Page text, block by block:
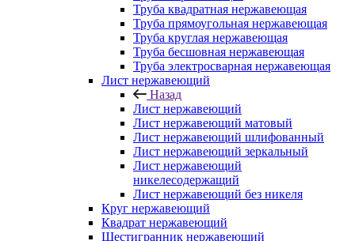
Труба квадратная нержавеющая
Труба прямоугольная нержавеющая
Труба круглая нержавеющая
Труба бесшовная нержавеющая
Труба электросварная нержавеющая
Лист нержавеющий
Назад
Лист нержавеющий
Лист нержавеющий матовый
Лист нержавеющий шлифованный
Лист нержавеющий зеркальный
Лист нержавеющий
никелесодержащий
Лист нержавеющий без никеля
Круг нержавеющий
Квадрат нержавеющий
Шестигранник нержавеющий